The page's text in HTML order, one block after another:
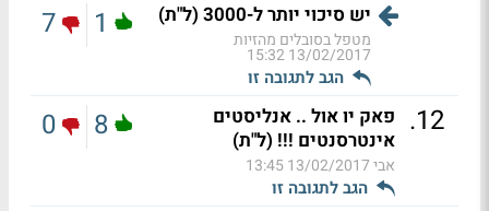
יש סיכוי יותר ל-3000 (ל"ת)
מטפל בסובלים מהזיות
13/02/2017 15:32
הגב לתגובה זו
1
7
12
. פאק יו אול .. אנליסטים
אינטרסנטים !!! (ל"ת)
אבי13/02/2017 13:45
הגב לתגובה זו
8
0